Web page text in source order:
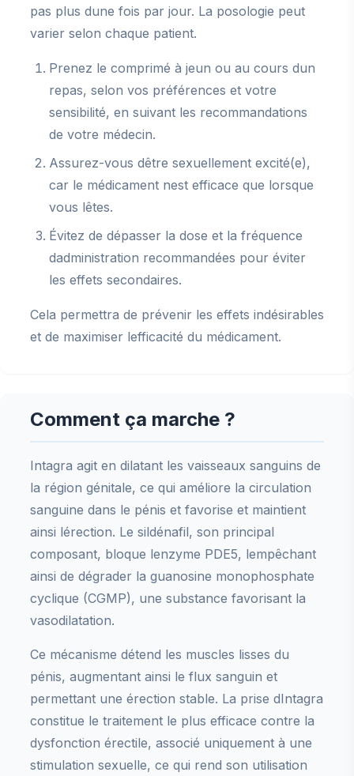
pas plus dune fois par jour. La posologie peut
varier selon chaque patient.
Prenez le comprimé à jeun ou au cours dun
repas, selon vos préférences et votre
sensibilité, en suivant les recommandations
de votre médecin.
Assurez-vous dêtre sexuellement excité(e),
car le médicament nest efficace que lorsque
vous lêtes.
Évitez de dépasser la dose et la fréquence
dadministration recommandées pour éviter
les effets secondaires.
Cela permettra de prévenir les effets indésirables
et de maximiser lefficacité du médicament.
Comment ça marche ?
Intagra agit en dilatant les vaisseaux sanguins de
la région génitale, ce qui améliore la circulation
sanguine dans le pénis et favorise et maintient
ainsi lérection. Le sildénafil, son principal
composant, bloque lenzyme PDE5, lempêchant
ainsi de dégrader la guanosine monophosphate
cyclique (CGMP), une substance favorisant la
vasodilatation.
Ce mécanisme détend les muscles lisses du
pénis, augmentant ainsi le flux sanguin et
permettant une érection stable. La prise dIntagra
constitue le traitement le plus efficace contre la
dysfonction érectile, associé uniquement à une
stimulation sexuelle, ce qui rend son utilisation